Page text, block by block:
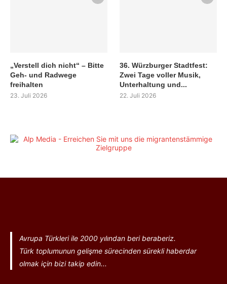
„Verstell dich nicht“ – Bitte
Geh- und Radwege
freihalten
23. Juli 2026
36. Würzburger Stadtfest:
Zwei Tage voller Musik,
Unterhaltung und...
22. Juli 2026
Avrupa Türkleri ile 2000 yılından beri beraberiz.
Türk toplumunun gelişme sürecinden sürekli haberdar
olmak için bizi takip edin...